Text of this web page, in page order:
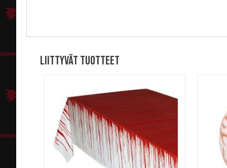
Liittyvät tuotteet